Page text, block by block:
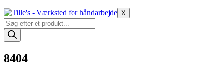
X
Products
search
8404